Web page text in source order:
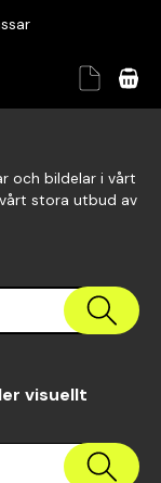
och bildelar i vårt
stora utbud av
visuellt